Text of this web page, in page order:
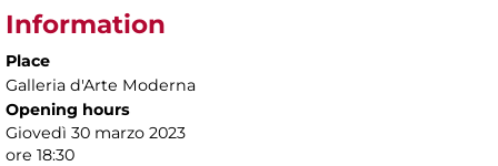
Information
Place
Galleria d'Arte Moderna
Opening hours
Giovedì 30 marzo 2023
ore 18:30